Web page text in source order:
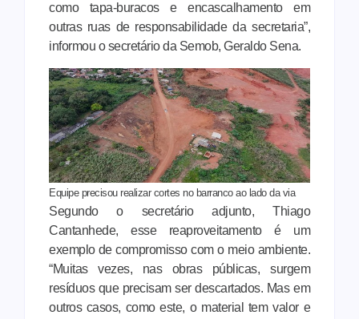
como tapa-buracos e encascalhamento em
outras ruas de responsabilidade da secretaria”,
informou o secretário da Semob, Geraldo Sena.
Equipe precisou realizar cortes no barranco ao lado da via
Segundo o secretário adjunto, Thiago
Cantanhede, esse reaproveitamento é um
exemplo de compromisso com o meio ambiente.
“Muitas vezes, nas obras públicas, surgem
resíduos que precisam ser descartados. Mas em
outros casos, como este, o material tem valor e